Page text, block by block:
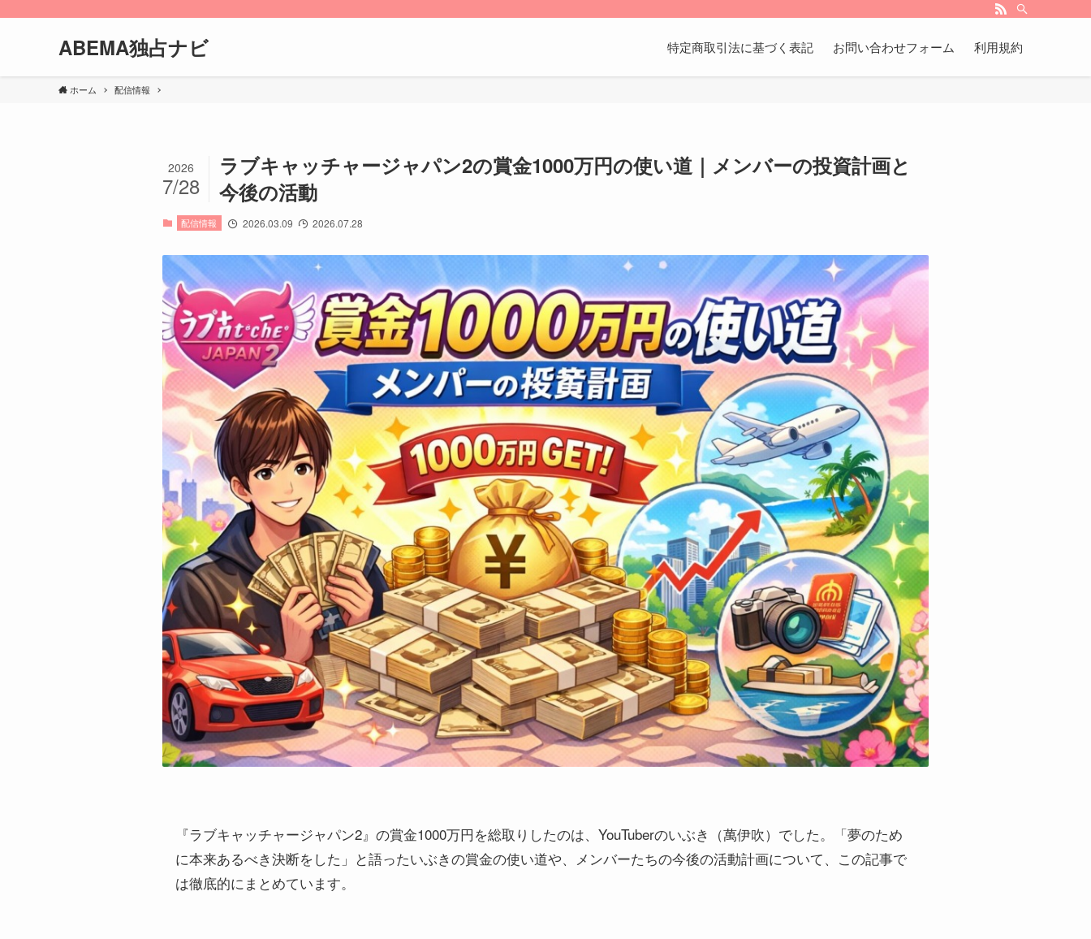
ABEMA独占ナビ 特定商取引法に基づく表記 お問い合わせフォーム 利用規約
ホーム 配信情報
ラブキャッチャージャパン2の賞金1000万円の使い道｜メンバーの投資計画と
今後の活動
2026
7/28
配信情報 2026.03.09 2026.07.28
『ラブキャッチャージャパン2』の賞金1000万円を総取りしたのは、YouTuberのいぶき（萬伊吹）でした。「夢のため
に本来あるべき決断をした」と語ったいぶきの賞金の使い道や、メンバーたちの今後の活動計画について、この記事で
は徹底的にまとめています。